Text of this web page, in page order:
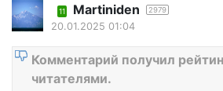
11 Martiniden 2979
20.01.2025 01:04
Комментарий получил
читателями.